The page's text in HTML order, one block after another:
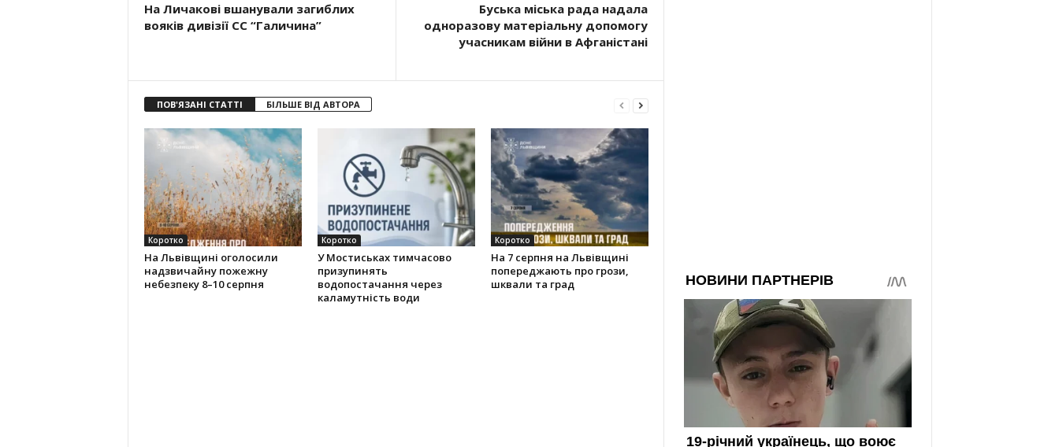
На Личакові вшанували загиблих
вояків дивізії СС “Галичина”
Буська міська рада надала
одноразову матеріальну допомогу
учасникам війни в Афганістані
ПОВ'ЯЗАНІ СТАТТІ БІЛЬШЕ ВІД АВТОРА
Коротко
На Львівщині оголосили
надзвичайну пожежну
небезпеку 8–10 серпня
Коротко
У Мостиськах тимчасово
призупинять
водопостачання через
каламутність води
Коротко
На 7 серпня на Львівщині
попереджають про грози,
шквали та град